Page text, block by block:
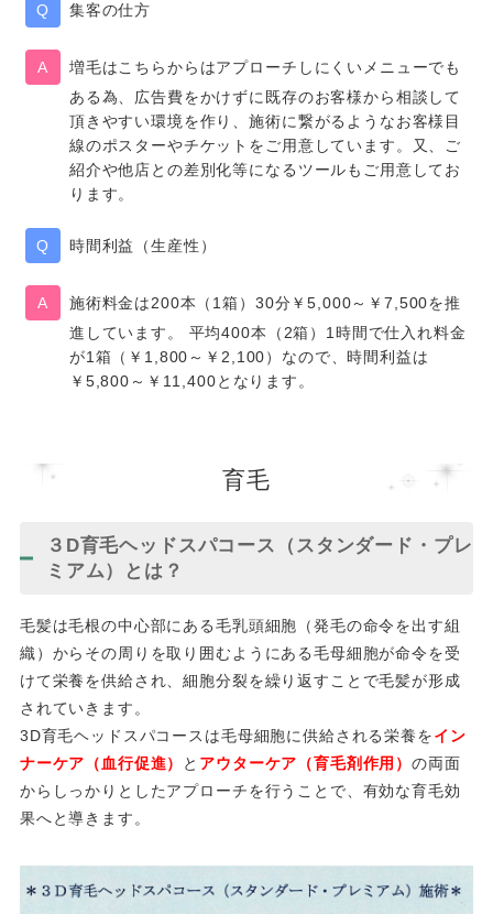
集客の仕方
増毛はこちらからはアプローチしにくいメニューでも
ある為、広告費をかけずに既存のお客様から相談して
頂きやすい環境を作り、施術に繋がるようなお客様目
線のポスターやチケットをご用意しています。又、ご
紹介や他店との差別化等になるツールもご用意してお
ります。
時間利益（生産性）
施術料金は200本（1箱）30分￥5,000～￥7,500を推
進しています。 平均400本（2箱）1時間で仕入れ料金
が1箱（￥1,800～￥2,100）なので、時間利益は
￥5,800～￥11,400となります。
育毛
３D育毛ヘッドスパコース（スタンダード・プレ
ミアム）とは？
毛髪は毛根の中心部にある毛乳頭細胞（発毛の命令を出す組
織）からその周りを取り囲むようにある毛母細胞が命令を受
けて栄養を供給され、細胞分裂を繰り返すことで毛髪が形成
されていきます。
3D育毛ヘッドスパコースは毛母細胞に供給される栄養をイン
ナーケア（血行促進）
と アウターケア（育毛剤作用）の両面
からしっかりとしたアプローチを行うことで、有効な育毛効
果へと導きます。